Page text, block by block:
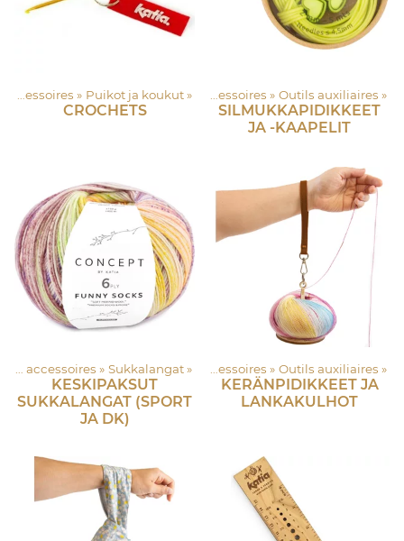
Langat et accessoires ‪» Puikot ja koukut ‪»
CROCHETS
‪»Langat et accessoires‪» Accessoires ‪» Outils auxiliaires ‪»
SILMUKKAPIDIKKEET
JA -KAAPELIT
Langat et accessoires ‪» Sukkalangat ‪»
KESKIPAKSUT
SUKKALANGAT (SPORT
JA DK)
‪»Langat et accessoires‪» Accessoires ‪» Outils auxiliaires ‪»
KERÄNPIDIKKEET JA
LANKAKULHOT